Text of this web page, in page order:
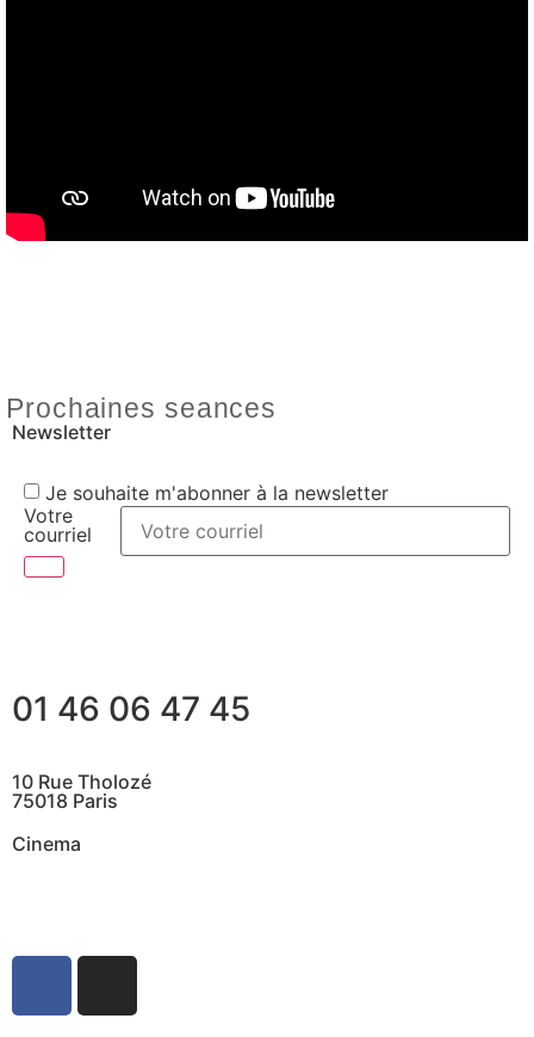
Prochaines seances
Newsletter
Je souhaite m'abonner à la newsletter
Votre
courriel
01 46 06 47 45
10 Rue Tholozé
75018 Paris
Cinema